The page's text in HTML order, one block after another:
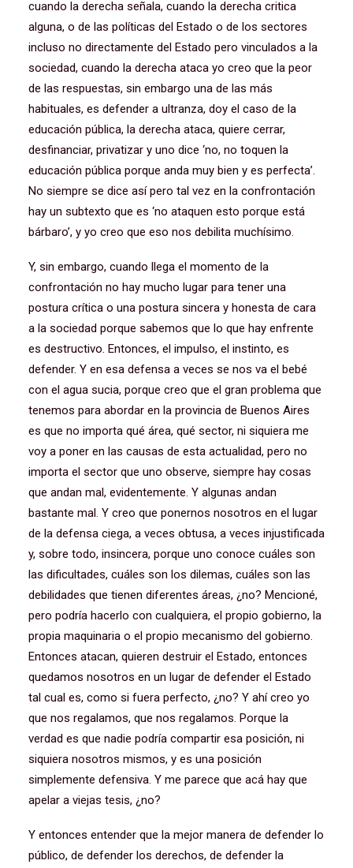
cuando la derecha señala, cuando la derecha critica
alguna, o de las políticas del Estado o de los sectores
incluso no directamente del Estado pero vinculados a la
sociedad, cuando la derecha ataca yo creo que la peor
de las respuestas, sin embargo una de las más
habituales, es defender a ultranza, doy el caso de la
educación pública, la derecha ataca, quiere cerrar,
desfinanciar, privatizar y uno dice ‘no, no toquen la
educación pública porque anda muy bien y es perfecta’.
No siempre se dice así pero tal vez en la confrontación
hay un subtexto que es ‘no ataquen esto porque está
bárbaro’, y yo creo que eso nos debilita muchísimo.
Y, sin embargo, cuando llega el momento de la
confrontación no hay mucho lugar para tener una
postura crítica o una postura sincera y honesta de cara
a la sociedad porque sabemos que lo que hay enfrente
es destructivo. Entonces, el impulso, el instinto, es
defender. Y en esa defensa a veces se nos va el bebé
con el agua sucia, porque creo que el gran problema que
tenemos para abordar en la provincia de Buenos Aires
es que no importa qué área, qué sector, ni siquiera me
voy a poner en las causas de esta actualidad, pero no
importa el sector que uno observe, siempre hay cosas
que andan mal, evidentemente. Y algunas andan
bastante mal. Y creo que ponernos nosotros en el lugar
de la defensa ciega, a veces obtusa, a veces injustificada
y, sobre todo, insincera, porque uno conoce cuáles son
las dificultades, cuáles son los dilemas, cuáles son las
debilidades que tienen diferentes áreas, ¿no? Mencioné,
pero podría hacerlo con cualquiera, el propio gobierno, la
propia maquinaria o el propio mecanismo del gobierno.
Entonces atacan, quieren destruir el Estado, entonces
quedamos nosotros en un lugar de defender el Estado
tal cual es, como si fuera perfecto, ¿no? Y ahí creo yo
que nos regalamos, que nos regalamos. Porque la
verdad es que nadie podría compartir esa posición, ni
siquiera nosotros mismos, y es una posición
simplemente defensiva. Y me parece que acá hay que
apelar a viejas tesis, ¿no?
Y entonces entender que la mejor manera de defender lo
público, de defender los derechos, de defender la